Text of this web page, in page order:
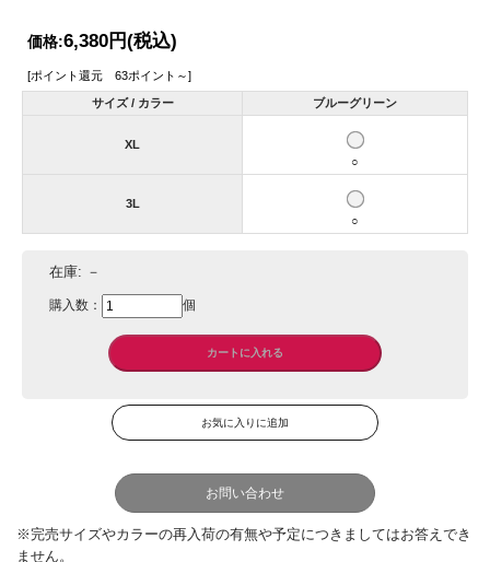
価格:6,380円(税込)
[ポイント還元 63ポイント～]
サイズ / カラー ブルーグリーン
XL
○
3L
○
在庫: －
購入数： 個
お問い合わせ